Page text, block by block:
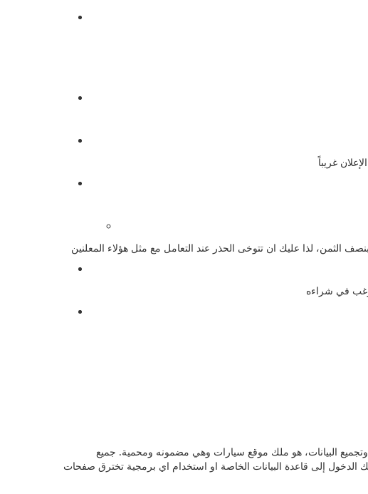
غريباً
وتجميع البيانات، هو ملك موقع سيارات وهي مضمونه ومحمية. جميع
إلى قاعدة البيانات الخاصة او استخدام اي برمجية تخترق صفحات